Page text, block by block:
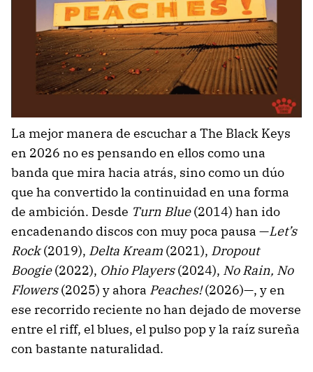
La mejor manera de escuchar a The Black Keys
en 2026 no es pensando en ellos como una
banda que mira hacia atrás, sino como un dúo
que ha convertido la continuidad en una forma
de ambición. Desde Turn Blue(2014) han ido
encadenando discos con muy poca pausa —Let’s
Rock(2019), Delta Kream (2021), Dropout
Boogie(2022), Ohio Players(2024), No Rain, No
Flowers(2025) y ahora Peaches!(2026)—, y en
ese recorrido reciente no han dejado de moverse
entre el riff, el blues, el pulso pop y la raíz sureña
con bastante naturalidad.